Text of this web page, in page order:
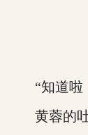
“知道啦，
黄蓉的吐